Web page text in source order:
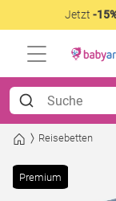
Jetzt -
Reisebetten
Premium